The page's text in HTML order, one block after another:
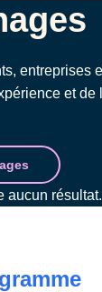
entreprises
et de
aucun résultat.